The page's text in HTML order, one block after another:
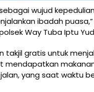
wujud
ibadah
Way Tuba Iptu
takjil gratis untuk
yang saat waktu